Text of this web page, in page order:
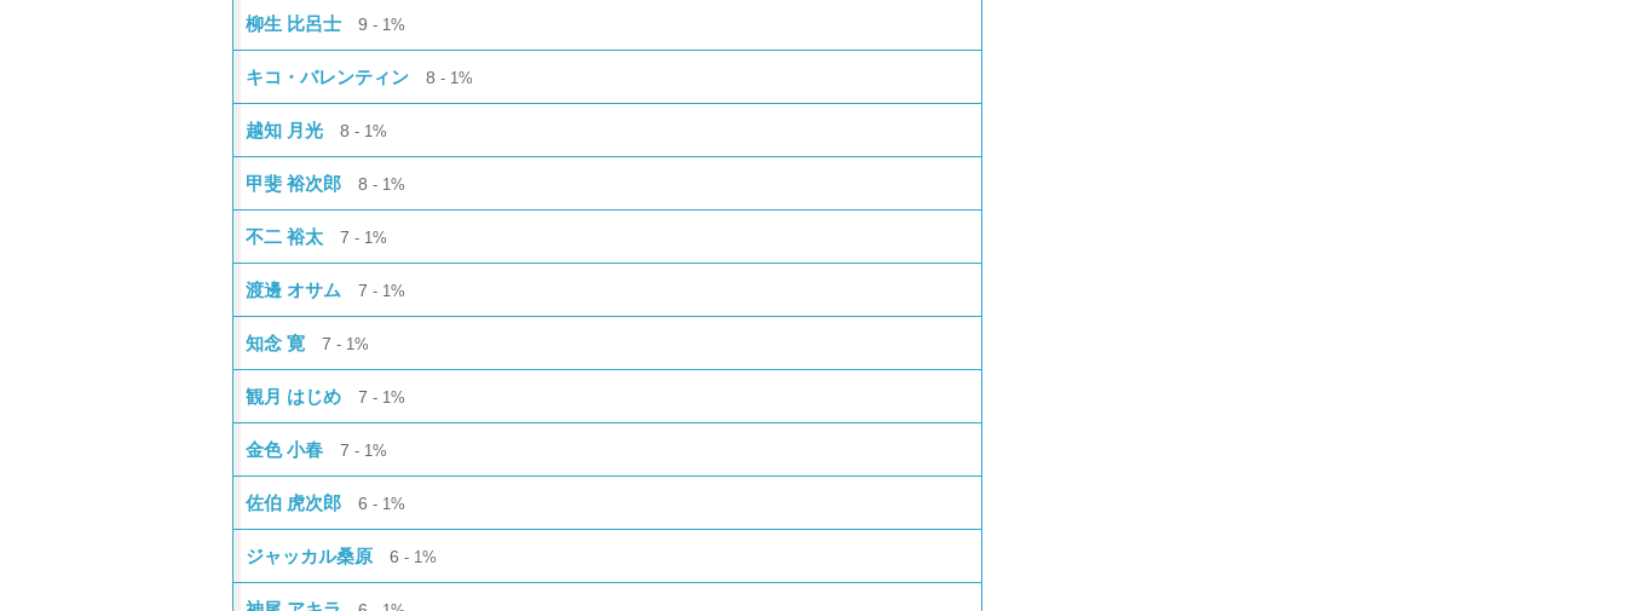
柳生 比呂士 9 1%
キコ・バレンティン 8 1%
越知 月光 8 1%
甲斐 裕次郎 8 1%
不二 裕太 7 1%
渡邊 オサム 7 1%
知念 寛 7 1%
観月 はじめ 7 1%
金色 小春 7 1%
佐伯 虎次郎 6 1%
ジャッカル桑原 6 1%